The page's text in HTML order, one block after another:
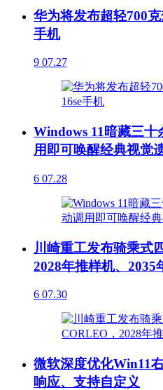
华为将发布超轻700
手机
9 07.27
Windows 11暗藏三十
用即可唤醒经典视觉
6 07.28
川崎重工发布骑乘式
2028年推样机、2035
6 07.30
微软深度优化Win11
响应、支持自定义